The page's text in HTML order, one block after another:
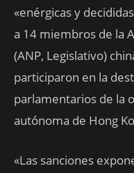
«enérgicas y
a 14 miembros de la
(ANP, Legislativo)
participaron en la
parlamentarios de la
autónoma de Hong
«Las sanciones